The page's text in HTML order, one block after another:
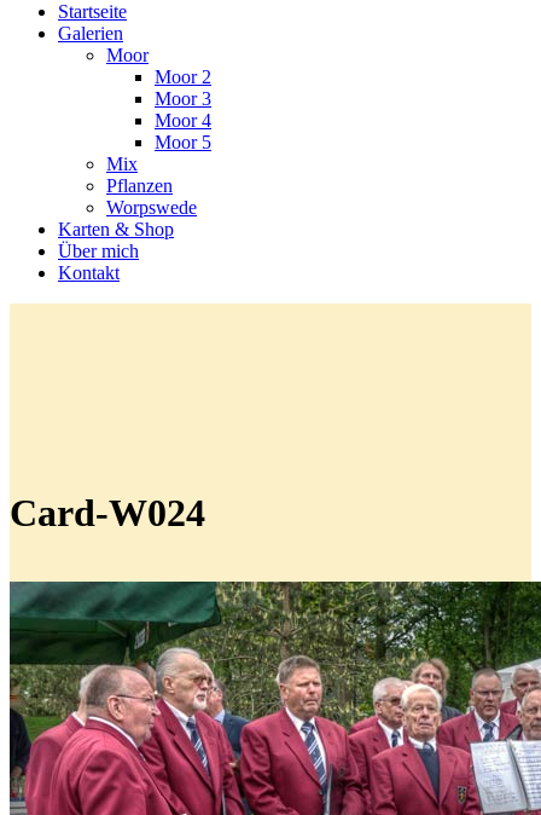
Startseite
Galerien
Moor
Moor 2
Moor 3
Moor 4
Moor 5
Mix
Pflanzen
Worpswede
Karten & Shop
Über mich
Kontakt
Card-W024